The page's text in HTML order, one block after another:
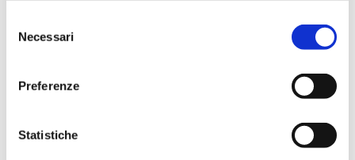
modificare o revocare il proprio consenso in qualsiasi
momento dalla Dichiarazione sui cookie o facendo clic
raccogliere informazioni sulla tua posizione
geografica, con un'approssimazione di qualche
delNecessari
Preferenze
Statistiche
In esclusiva nel leccese presso Istituto Santa Chiara
di Lecce, la riabilitazione ha un alleato innovativo e